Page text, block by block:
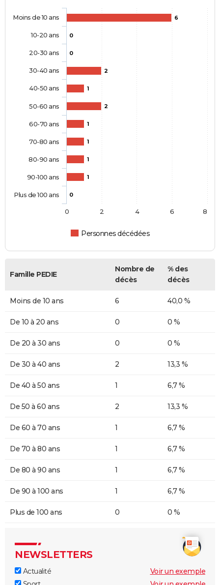
6
0
0
2
1
2
1
1
1
1
0
Personnes décédées
Moins de 10 ans
10-20 ans
20-30 ans
30-40 ans
40-50 ans
50-60 ans
60-70 ans
70-80 ans
80-90 ans
90-100 ans
Plus de 100 ans
0 2 4 6 8
Famille PEDIE
Nombre de
décès
% des
décès
Moins de 10 ans 6 40,0 %
De 10 à 20 ans 0 0 %
De 20 à 30 ans 0 0 %
De 30 à 40 ans 2 13,3 %
De 40 à 50 ans 1 6,7 %
De 50 à 60 ans 2 13,3 %
De 60 à 70 ans 1 6,7 %
De 70 à 80 ans 1 6,7 %
De 80 à 90 ans 1 6,7 %
De 90 à 100 ans 1 6,7 %
Plus de 100 ans 0 0 %
NEWSLETTERS
Actualité
Voir un exemple